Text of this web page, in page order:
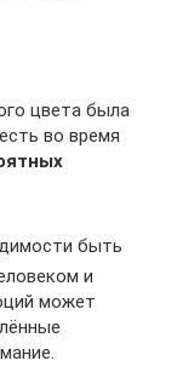
цвета была
во время
быть
и
может